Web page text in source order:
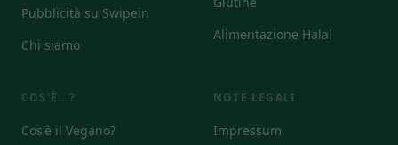
Pubblicità su Swipein
Chi siamo
Alimentazione Halal
COS'È...?
Cos'è il Vegano?
NOTE LEGALI
Impressum